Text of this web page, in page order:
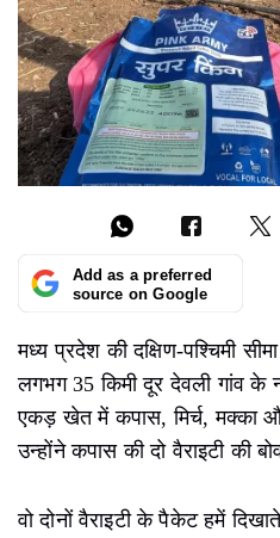
Add as a preferred
source on Google
मध्य प्रदेश की दक्षिण-पश्चिमी
लगभग 35 किमी दूर देवली गांव
एकड़ खेत में कपास, मिर्च, मक्का
उन्होंने कपास की दो वैराइटी की
वो दोनों वैराइटी के पैकेट हमें